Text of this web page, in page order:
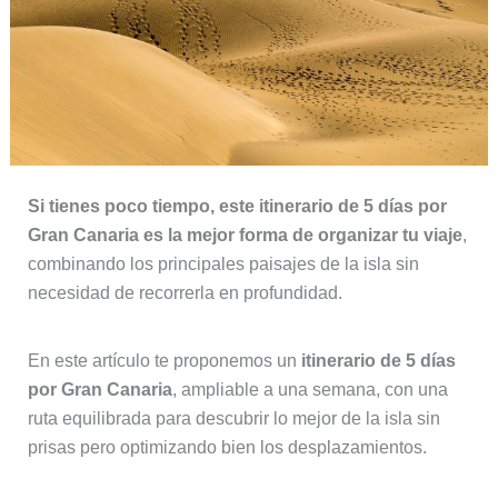
Si tienes poco tiempo, este itinerario de 5 días por
Gran Canaria es la mejor forma de organizar tu viaje,
combinando los principales paisajes de la isla sin
necesidad de recorrerla en profundidad.
En este artículo te proponemos un itinerario de 5 días
por Gran Canaria, ampliable a una semana, con una
ruta equilibrada para descubrir lo mejor de la isla sin
prisas pero optimizando bien los desplazamientos.